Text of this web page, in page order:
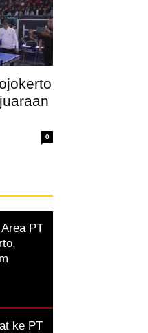
0
PT
ke PT